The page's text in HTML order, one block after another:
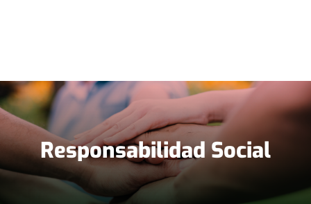
Responsabilidad Social